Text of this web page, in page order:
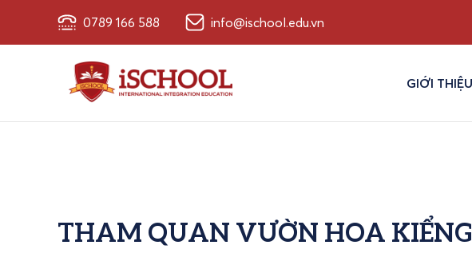
0789 166 588 info@ischool.edu.vn
GIỚI THIỆU
THAM QUAN VƯỜN HOA